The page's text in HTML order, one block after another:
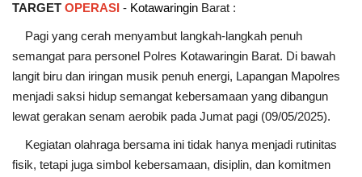
TARGET OPERASI - Kotawaringin Barat :
Pagi yang cerah menyambut langkah-langkah penuh
semangat para personel Polres Kotawaringin Barat. Di bawah
langit biru dan iringan musik penuh energi, Lapangan Mapolres
menjadi saksi hidup semangat kebersamaan yang dibangun
lewat gerakan senam aerobik pada Jumat pagi (09/05/2025).
Kegiatan olahraga bersama ini tidak hanya menjadi rutinitas
fisik, tetapi juga simbol kebersamaan, disiplin, dan komitmen